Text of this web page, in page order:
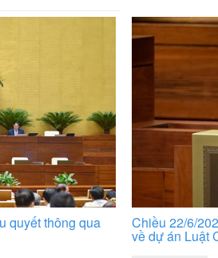
quyết thông qua Chiều 22/6/
về dự án Luật